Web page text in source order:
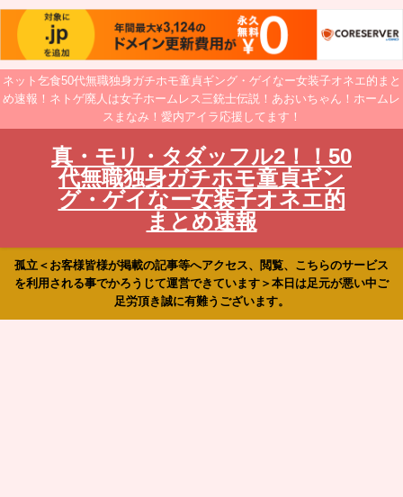
ネット乞食50代無職独身ガチホモ童貞ギング・ゲイなー女装子オネエ的まと
め速報！ネトゲ廃人は女子ホームレス三銃士伝説！あおいちゃん！ホームレ
スまなみ！愛内アイラ応援してます！
真・モリ・タダッフル2！！50
代無職独身ガチホモ童貞ギン
グ・ゲイなー女装子オネエ的
まとめ速報
孤立＜お客様皆様が掲載の記事等へアクセス、閲覧、こちらのサービス
を利用される事でかろうじて運営できています＞本日は足元が悪い中ご
足労頂き誠に有難うございます。